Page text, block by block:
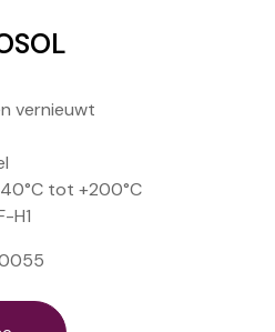
vernieuwt
tot +200°C
H1